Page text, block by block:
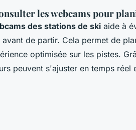
les webcams pour
des stations de ski aide à
de partir. Cela permet de
optimisée sur les pistes.
peuvent s'ajuster en temps